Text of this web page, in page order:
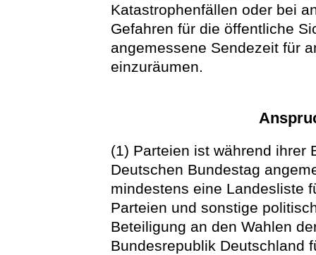
Katastrophenfällen oder bei
Gefahren für die öffentliche
angemessene Sendezeit für
einzuräumen.
(1) Parteien ist während ihrer
Deutschen Bundestag
mindestens eine Landesliste
Parteien und sonstige
Beteiligung an den Wahlen
Bundesrepublik Deutschland